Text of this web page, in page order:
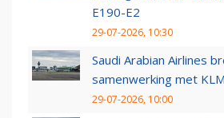
E190-E2
29-07-2026, 10:30
Saudi Arabian Airlines
samenwerking met
29-07-2026, 10:00